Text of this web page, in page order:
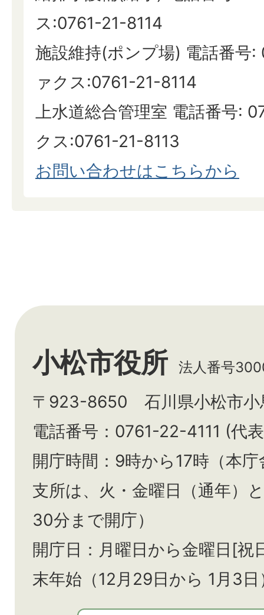
ス:0761-21-8114
施設維持(ポンプ場) 電話番
ァクス:0761-21-8114
上水道総合管理室 電話番号:
クス:0761-21-8113
お問い合わせはこちらから
小松市役所 法人番号
〒923-8650 石川県小松市小
電話番号：0761-22-4111 (代
開庁時間：9時から17時（本
支所は、火・金曜日（通年）と
30分まで開庁）
開庁日：月曜日から金曜日[祝
末年始（12月29日から 1月3